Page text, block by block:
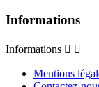
Informations
Informations  
Mentions